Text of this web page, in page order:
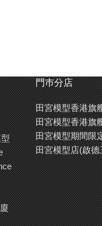
門巿分店
田宮模型香港旗
田宮模型香港旗
田宮模型期間限
田宮模型店(啟德